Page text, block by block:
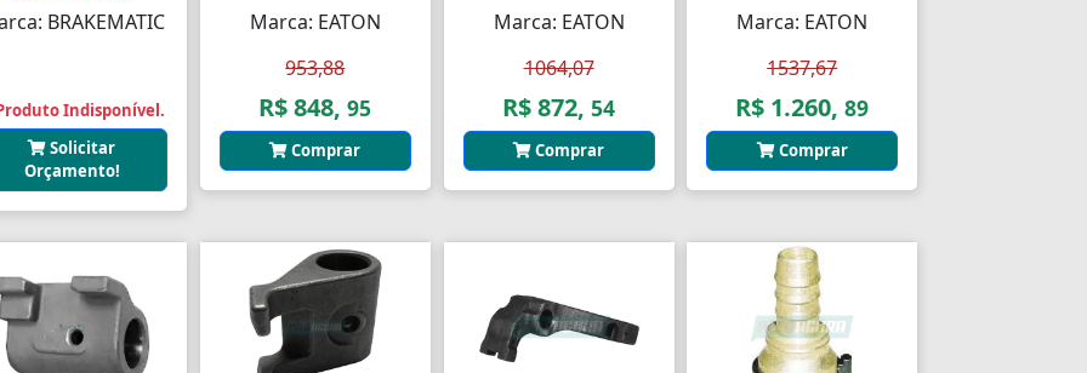
BRAKEMATIC
Indisponível.
Solicitar
Orçamento!
Marca: EATON
953,88
R$ 848,95
Comprar
Marca: EATON
1064,07
R$ 872, 54
Comprar
Marca: EATON
1537,67
R$ 1.260,89
Comprar